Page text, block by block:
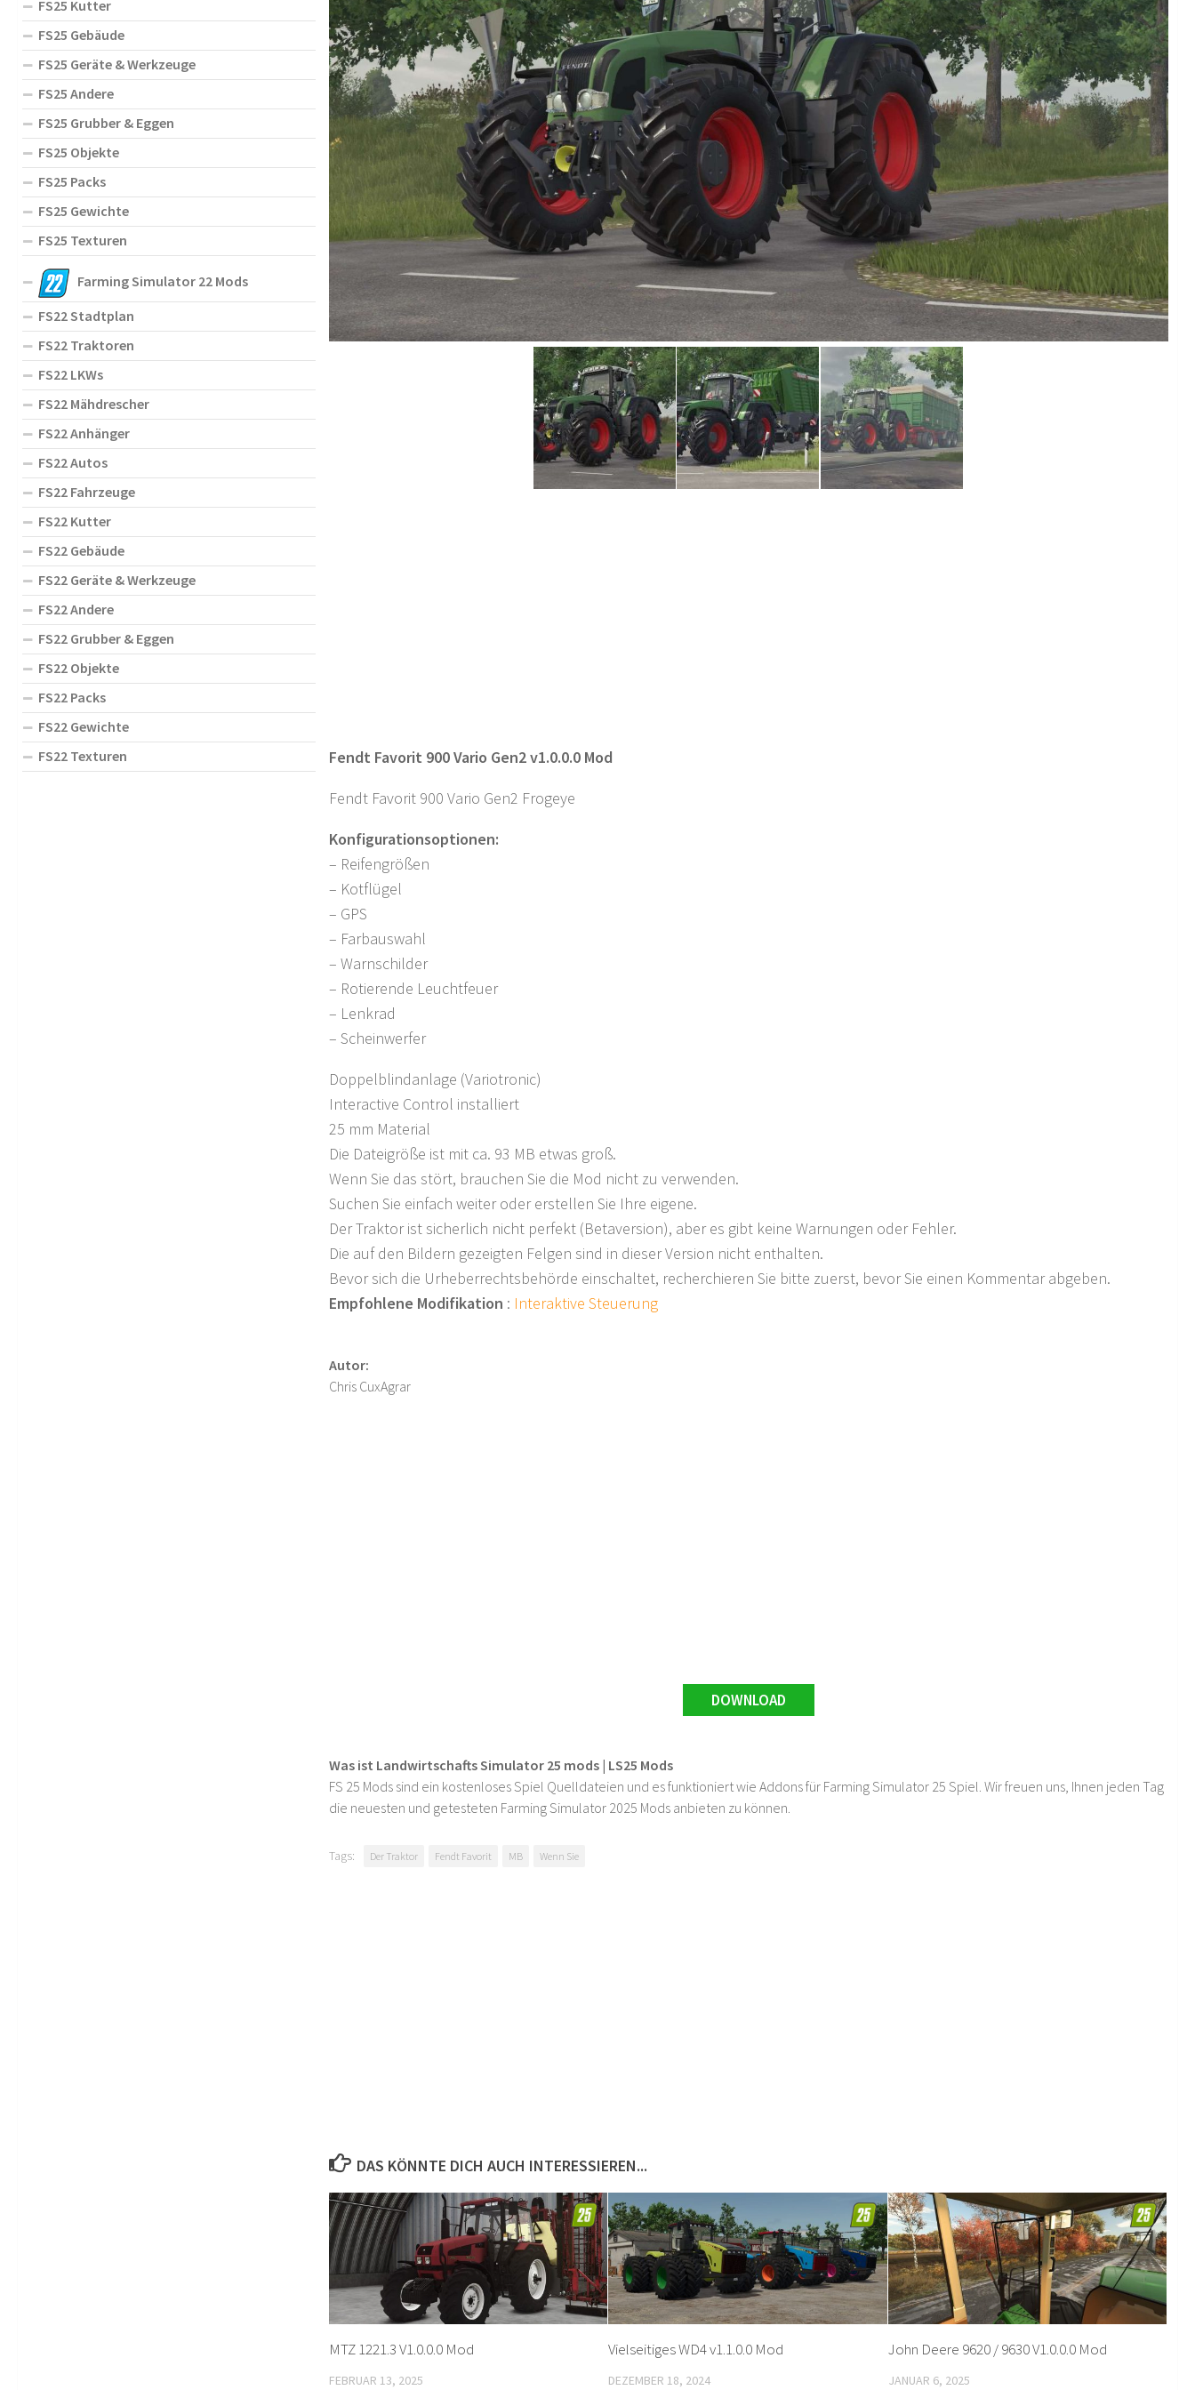
Fendt Favorit 900 Vario Gen2 v1.0.0.0 Mod
Fendt Favorit 900 Vario Gen2 Frogeye
Konfigurationsoptionen:
– Reifengrößen
– Kotflügel
– GPS
– Farbauswahl
– Warnschilder
– Rotierende Leuchtfeuer
– Lenkrad
– Scheinwerfer
Doppelblindanlage (Variotronic)
Interactive Control installiert
25 mm Material
Die Dateigröße ist mit ca. 93 MB etwas groß.
Wenn Sie das stört, brauchen Sie die Mod nicht zu verwenden.
Suchen Sie einfach weiter oder erstellen Sie Ihre eigene.
Der Traktor ist sicherlich nicht perfekt (Betaversion), aber es gibt keine Warnungen oder Fehler.
Die auf den Bildern gezeigten Felgen sind in dieser Version nicht enthalten.
Bevor sich die Urheberrechtsbehörde einschaltet, recherchieren Sie bitte zuerst, bevor Sie einen Kommentar abgeben.
Empfohlene Modifikation : Interaktive Steuerung
Autor:
Chris CuxAgrar
DOWNLOAD
Was ist Landwirtschafts Simulator 25 mods | LS25 Mods
FS 25 Mods sind ein kostenloses Spiel Quelldateien und es funktioniert wie Addons für Farming Simulator 25 Spiel. Wir freuen uns, Ihnen jeden Tag
die neuesten und getesteten Farming Simulator 2025 Mods anbieten zu können.
Tags: Der Traktor Fendt Favorit MB Wenn Sie
DAS KÖNNTE DICH AUCH INTERESSIEREN...
MTZ 1221.3 V1.0.0.0 Mod
FEBRUAR 13, 2025
Vielseitiges WD4 v1.1.0.0 Mod
DEZEMBER 18, 2024
John Deere 9620 / 9630 V1.0.0.0 Mod
JANUAR 6, 2025
FS25 Kutter
FS25 Gebäude
FS25 Geräte & Werkzeuge
FS25 Andere
FS25 Grubber & Eggen
FS25 Objekte
FS25 Packs
FS25 Gewichte
FS25 Texturen
Farming Simulator 22 Mods
FS22 Stadtplan
FS22 Traktoren
FS22 LKWs
FS22 Mähdrescher
FS22 Anhänger
FS22 Autos
FS22 Fahrzeuge
FS22 Kutter
FS22 Gebäude
FS22 Geräte & Werkzeuge
FS22 Andere
FS22 Grubber & Eggen
FS22 Objekte
FS22 Packs
FS22 Gewichte
FS22 Texturen